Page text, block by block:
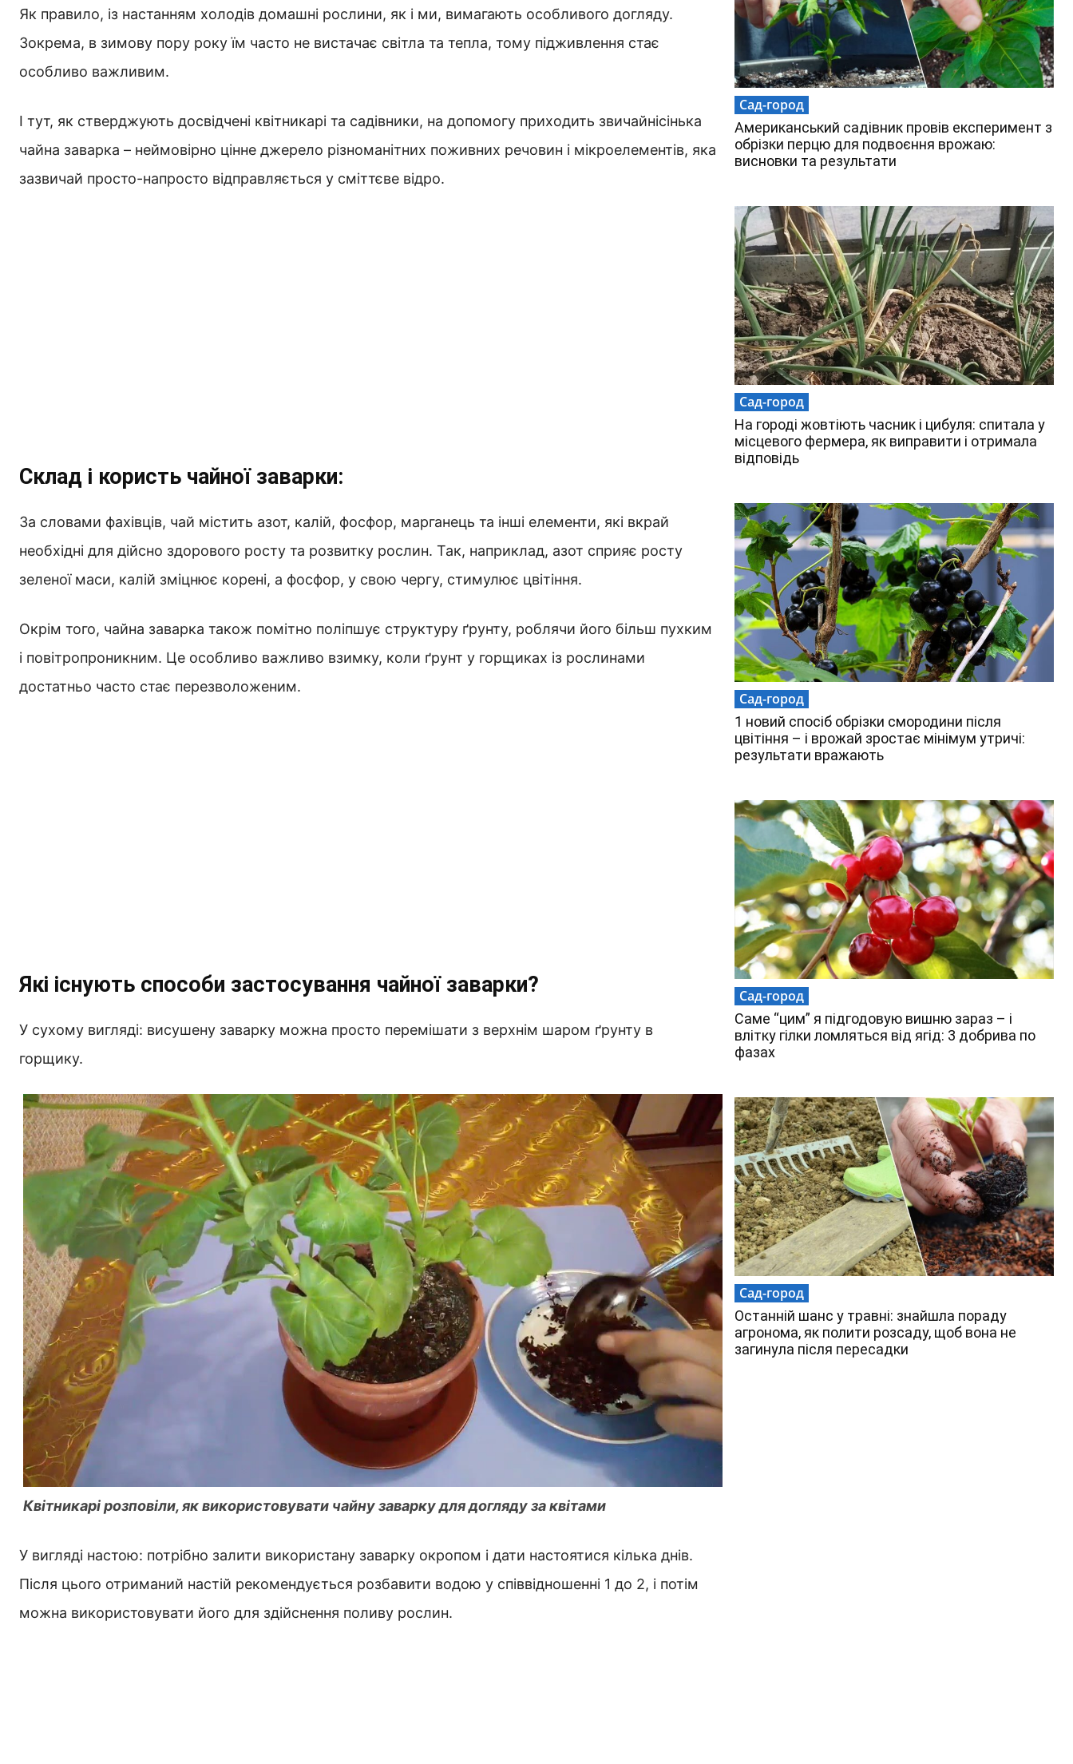
Як правило, із настанням холодів домашні рослини, як і ми, вимагають особливого догляду.
Зокрема, в зимову пору року їм часто не вистачає світла та тепла, тому підживлення стає
особливо важливим.
І тут, як стверджують досвідчені квітникарі та садівники, на допомогу приходить звичайнісінька
чайна заварка – неймовірно цінне джерело різноманітних поживних речовин і мікроелементів, яка
зазвичай просто-напросто відправляється у сміттєве відро.
Склад і користь чайної заварки:
За словами фахівців, чай містить азот, калій, фосфор, марганець та інші елементи, які вкрай
необхідні для дійсно здорового росту та розвитку рослин. Так, наприклад, азот сприяє росту
зеленої маси, калій зміцнює корені, а фосфор, у свою чергу, стимулює цвітіння.
Окрім того, чайна заварка також помітно поліпшує структуру ґрунту, роблячи його більш пухким
і повітропроникним. Це особливо важливо взимку, коли ґрунт у горщиках із рослинами
достатньо часто стає перезволоженим.
Які існують способи застосування чайної заварки?
У сухому вигляді: висушену заварку можна просто перемішати з верхнім шаром ґрунту в
горщику.
Квітникарі розповіли, як використовувати чайну заварку для догляду за квітами
У вигляді настою: потрібно залити використану заварку окропом і дати настоятися кілька днів.
Після цього отриманий настій рекомендується розбавити водою у співвідношенні 1 до 2, і потім
можна використовувати його для здійснення поливу рослин.
Сад-город
Американський садівник провів експеримент з
обрізки перцю для подвоєння врожаю:
висновки та результати
Сад-город
На городі жовтіють часник і цибуля: спитала у
місцевого фермера, як виправити і отримала
відповідь
Сад-город
1 новий спосіб обрізки смородини після
цвітіння – і врожай зростає мінімум утричі:
результати вражають
Сад-город
Саме “цим” я підгодовую вишню зараз – і
влітку гілки ломляться від ягід: 3 добрива по
фазах
Сад-город
Останній шанс у травні: знайшла пораду
агронома, як полити розсаду, щоб вона не
загинула після пересадки